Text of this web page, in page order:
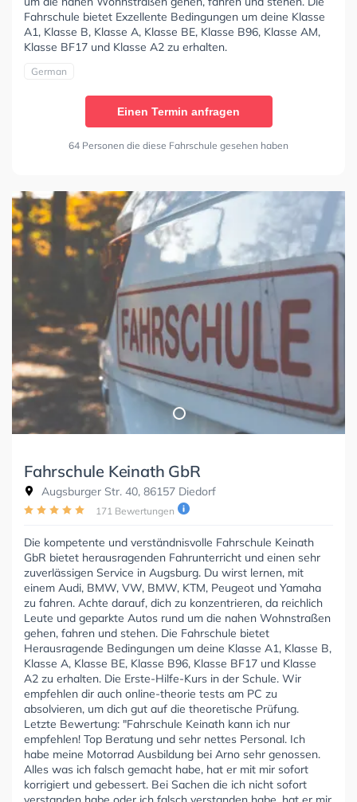
Fahrschule bietet Exzellente Bedingungen um deine Klasse
A1, Klasse B, Klasse A, Klasse BE, Klasse B96, Klasse AM,
Klasse BF17 und Klasse A2 zu erhalten.
German
Einen Termin anfragen
64 Personen die diese Fahrschule gesehen haben
Fahrschule Keinath GbR
Augsburger Str. 40, 86157 Diedorf
171 Bewertungen
Die kompetente und verständnisvolle Fahrschule Keinath
GbR bietet herausragenden Fahrunterricht und einen sehr
zuverlässigen Service in Augsburg. Du wirst lernen, mit
einem Audi, BMW, VW, BMW, KTM, Peugeot und Yamaha
zu fahren. Achte darauf, dich zu konzentrieren, da reichlich
Leute und geparkte Autos rund um die nahen Wohnstraßen
gehen, fahren und stehen. Die Fahrschule bietet
Herausragende Bedingungen um deine Klasse A1, Klasse B,
Klasse A, Klasse BE, Klasse B96, Klasse BF17 und Klasse
A2 zu erhalten. Die Erste-Hilfe-Kurs in der Schule. Wir
empfehlen dir auch online-theorie tests am PC zu
absolvieren, um dich gut auf die theoretische Prüfung.
Letzte Bewertung: "Fahrschule Keinath kann ich nur
empfehlen! Top Beratung und sehr nettes Personal. Ich
habe meine Motorrad Ausbildung bei Arno sehr genossen.
Alles was ich falsch gemacht habe, hat er mit mir sofort
korrigiert und gebessert. Bei Sachen die ich nicht sofort